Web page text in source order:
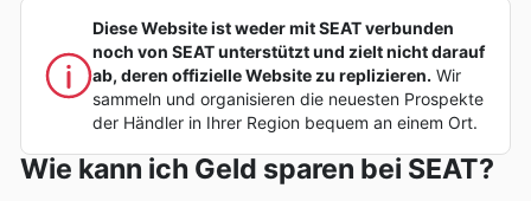
Diese Website ist weder mit SEAT verbunden
noch von SEAT unterstützt und zielt nicht darauf
ab, deren offizielle Website zu replizieren. Wir
sammeln und organisieren die neuesten Prospekte
der Händler in Ihrer Region bequem an einem Ort.
Wie kann ich Geld sparen bei SEAT?